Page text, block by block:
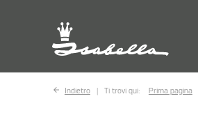
Indietro Ti trovi qui: Prima pagina